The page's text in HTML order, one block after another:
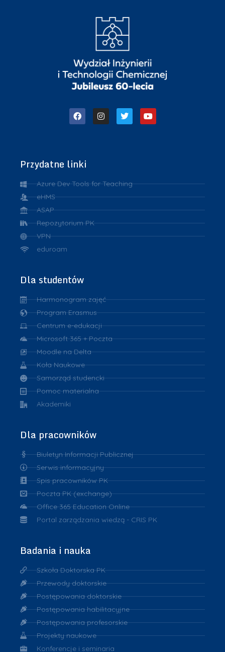
Przydatne linki
Azure Dev Tools for Teaching
eHMS
ASAP
Repozytorium PK
VPN
eduroam
Dla studentów
Harmonogram zajęć
Program Erasmus
Centrum e-edukacji
Microsoft 365 + Poczta
Moodle na Delta
Koła Naukowe
Samorząd studencki
Pomoc materialna
Akademiki
Dla pracowników
Biuletyn Informacji Publicznej
Serwis informacyjny
Spis pracowników PK
Poczta PK (exchange)
Office 365 Education Online
Portal zarządzania wiedzą - CRIS PK
Badania i nauka
Szkoła Doktorska PK
Przewody doktorskie
Postępowania doktorskie
Postępowania habilitacyjne
Postępowania profesorskie
Projekty naukowe
Konferencje i seminaria